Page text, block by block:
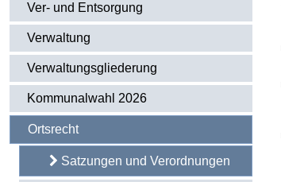
Ver- und Entsorgung
Verwaltung
Verwaltungsgliederung
Kommunalwahl 2026
Ortsrecht
Satzungen und Verordnungen